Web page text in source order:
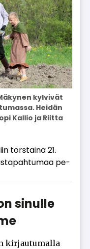
kylvivät
Heidän
Kallio ja Riitta
tors­tai­na 21.
pe­
sinulle
kirjautumalla